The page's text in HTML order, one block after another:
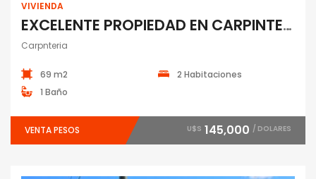
VIVIENDA
EXCELENTE PROPIEDAD EN CARPINTERIA
Carpnteria
69 m2
2 Habitaciones
1 Baño
VENTA PESOS U$S 145,000 / DOLARES